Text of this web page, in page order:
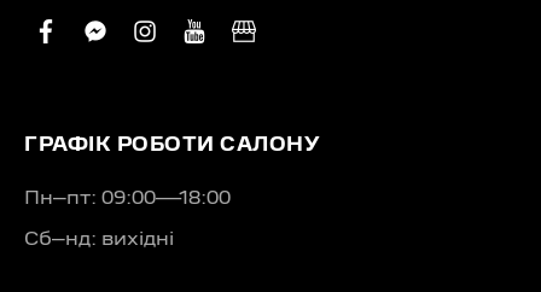
facebook
facebook-
instagram
youtube
business
ГРАФІК РОБОТИ САЛОНУ
Пн–пт: 09:00—18:00
Сб–нд: вихідні